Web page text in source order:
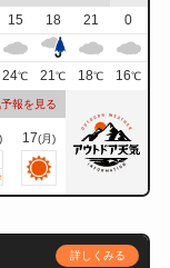
15 18 21
0
24℃ 21℃ 18℃ 16℃
報を見る
17(月)
詳しくみる